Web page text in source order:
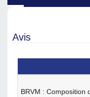
Avis
BRVM : Composition